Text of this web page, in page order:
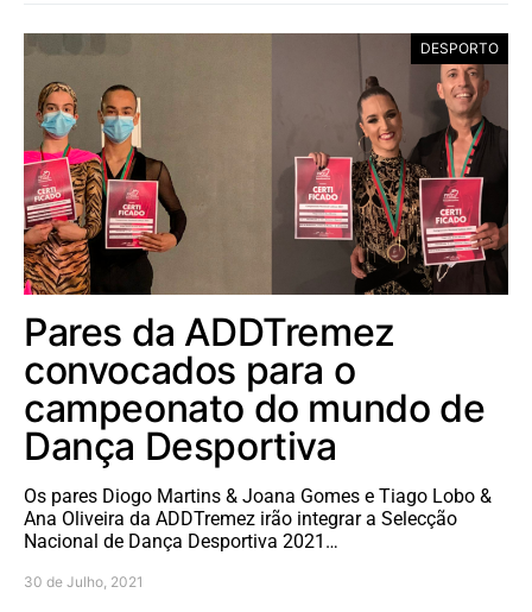
DESPORTO
Pares da ADDTremez
convocados para o
campeonato do mundo de
Dança Desportiva
Os pares Diogo Martins & Joana Gomes e Tiago Lobo &
Ana Oliveira da ADDTremez irão integrar a Selecção
Nacional de Dança Desportiva 2021…
30 de Julho, 2021